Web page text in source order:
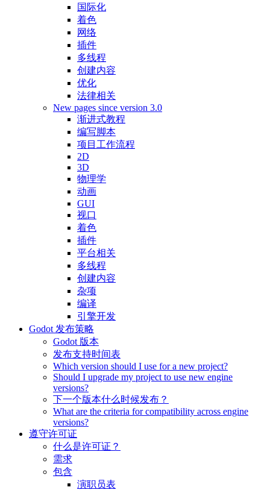
国际化
着色
网络
插件
多线程
创建内容
优化
法律相关
New pages since version 3.0
渐进式教程
编写脚本
项目工作流程
2D
3D
物理学
动画
GUI
视口
着色
插件
平台相关
多线程
创建内容
杂项
编译
引擎开发
Godot 发布策略
Godot 版本
发布支持时间表
Which version should I use for a new project?
Should I upgrade my project to use new engine
versions?
下一个版本什么时候发布？
What are the criteria for compatibility across engine
versions?
遵守许可证
什么是许可证？
需求
包含
演职员表